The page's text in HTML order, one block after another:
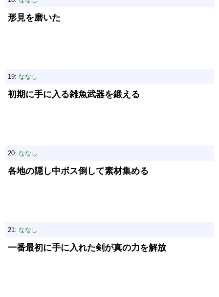
形見を磨いた
19: ななし
初期に手に入る雑魚武器を鍛える
20: ななし
各地の隠し中ボス倒して素材集める
21: ななし
一番最初に手に入れた剣が真の力を解放